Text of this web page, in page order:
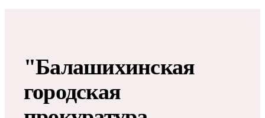
"Балашихинская
городская